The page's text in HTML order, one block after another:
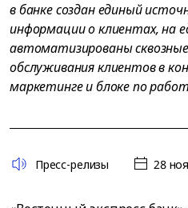
в банке создан единый
информации о клиентах, на
автоматизированы
обслуживания клиентов в
маркетинге и блоке по
Пресс-релизы 28